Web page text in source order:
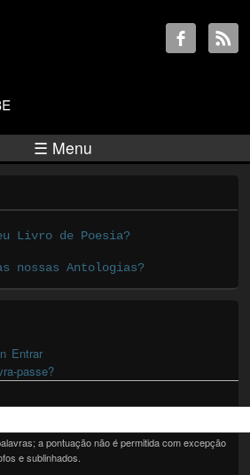
☰ Menu
Livro de Poesia?
nossas Antologias?
Entrar
passe?
a pontuação não é permitida com excepção
e sublinhados.